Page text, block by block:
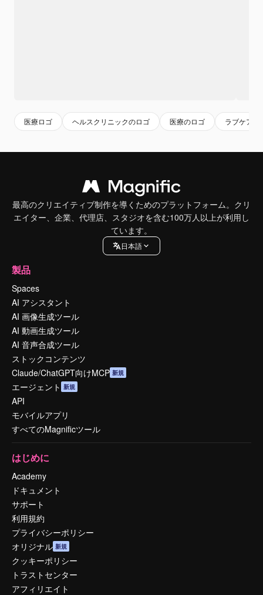
医療ロゴ ヘルスクリニックのロゴ 医療のロゴ ラブケアの
最高のクリエイティブ制作を導くためのプラットフォーム。クリ
エイター、企業、代理店、スタジオを含む100万人以上が利用し
ています。
日本語
製品
Spaces
AI アシスタント
AI 画像生成ツール
AI 動画生成ツール
AI 音声合成ツール
ストックコンテンツ
Claude/ChatGPT向けMCP 新規
エージェント 新規
API
モバイルアプリ
すべてのMagnificツール
はじめに
Academy
ドキュメント
サポート
利用規約
プライバシーポリシー
オリジナル 新規
クッキーポリシー
トラストセンター
アフィリエイト